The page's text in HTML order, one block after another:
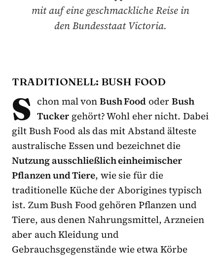
mit auf eine geschmackliche Reise in
den Bundesstaat Victoria.
TRADITIONELL: BUSH FOOD
S chon mal vonBush Food oderBush
Tucker gehört? Wohl eher nicht. Dabei
gilt Bush Food als das mit Abstand älteste
australische Essen und bezeichnet die
Nutzung ausschließlich einheimischer
Pflanzen und Tiere, wie sie für die
traditionelle Küche der Aborigines typisch
ist. Zum Bush Food gehören Pflanzen und
Tiere, aus denen Nahrungsmittel, Arzneien
aber auch Kleidung und
Gebrauchsgegenstände wie etwa Körbe